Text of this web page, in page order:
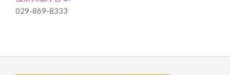
029-869-8333